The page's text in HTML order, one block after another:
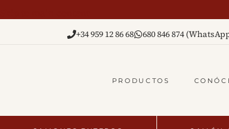
+34 959 12 86 68
680 846 874
PRODUCTOS